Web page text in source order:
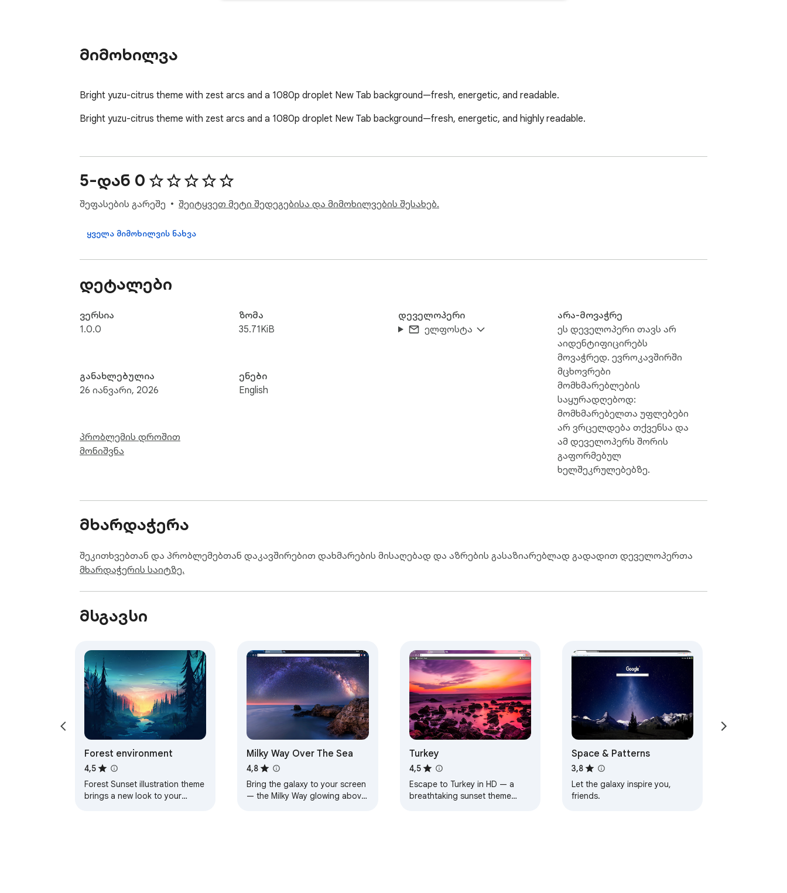
მიმოხილვა
Bright yuzu-citrus theme with zest arcs and a 1080p droplet New Tab background—fresh, energetic, and readable.
Bright yuzu-citrus theme with zest arcs and a 1080p droplet New Tab background—fresh, energetic, and highly readable.
5-დან 0
შეფასების გარეშე შეიტყვეთ მეტი შედეგებისა და მიმოხილვების შესახებ.
ყველა მიმოხილვის ნახვა
დეტალები
ვერსია
1.0.0
განახლებულია
26 იანვარი, 2026
პრობლემის დროშით
მონიშვნა
ზომა
35.71KiB
ენები
English
დეველოპერი
ელფოსტა
არა-მოვაჭრე
ეს დეველოპერი თავს არ
აიდენტიფიცირებს
მოვაჭრედ. ევროკავშირში
მცხოვრები
მომხმარებლების
საყურადღებოდ:
მომხმარებელთა უფლებები
არ ვრცელდება თქვენსა და
ამ დეველოპერს შორის
გაფორმებულ
ხელშეკრულებებზე.
მხარდაჭერა
შეკითხვებთან და პრობლემებთან დაკავშირებით დახმარების მისაღებად და აზრების გასაზიარებლად გადადით დეველოპერთა
მხარდაჭერის საიტზე.
მსგავსი
Forest environment
4,5
Forest Sunset illustration theme
brings a new look to your
Milky Way Over The Sea
4,8
Bring the galaxy to your screen
— the Milky Way glowing above
Turkey
4,5
Escape to Turkey in HD — a
breathtaking sunset theme
Space & Patterns
3,8
Let the galaxy inspire you,
friends.